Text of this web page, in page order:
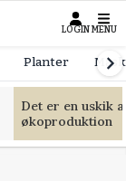
LOGIN MENU
Planter
Det er en uskik
økoproduktion